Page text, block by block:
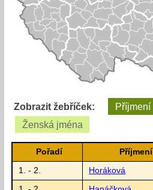
Zobrazit žebříček: Příjmení
Ženská jména
Pořadí Příjmení
1. - 2. Horáková